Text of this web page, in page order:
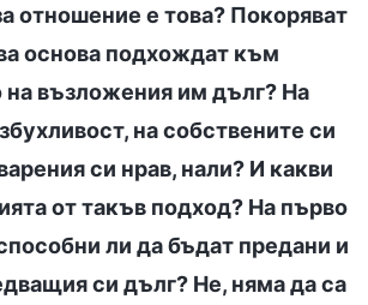
отношение е това? Покоряват
основа подхождат към
на възложения им дълг? На
на собствените си
си нрав, нали? И какви
от такъв подход? На първо
ли да бъдат предани и
си дълг? Не, няма да са